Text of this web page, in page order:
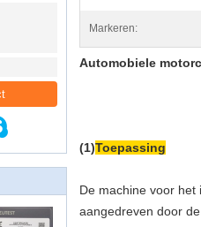
Markeren:
Automobiele
(1)Toepassing
De machine voor
aangedreven door